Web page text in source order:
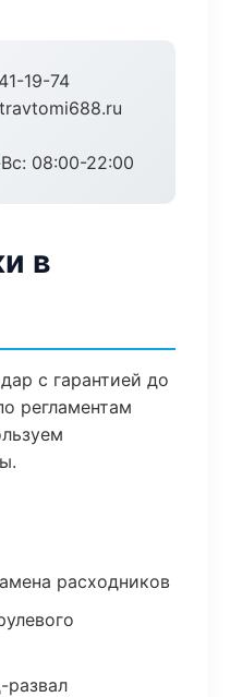
19-74
08:00-22:00
в
с гарантией до
регламентам
расходников